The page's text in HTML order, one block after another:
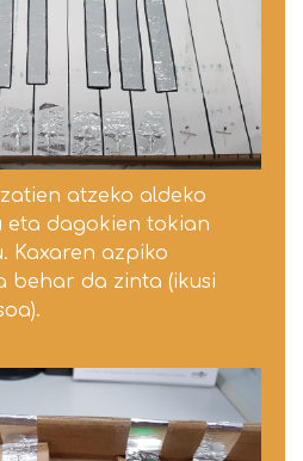
atzeko aldeko
eta dagokien tokian
Kaxaren azpiko
behar da zinta (ikusi